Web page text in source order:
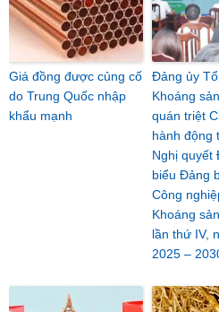
Giá đồng được củng cố
do Trung Quốc nhập
khẩu mạnh
Đảng ủy
Khoáng
quán triệt
hành động
Nghị quyết
biểu Đảng
Công
Khoáng
lần thứ IV,
2025 –